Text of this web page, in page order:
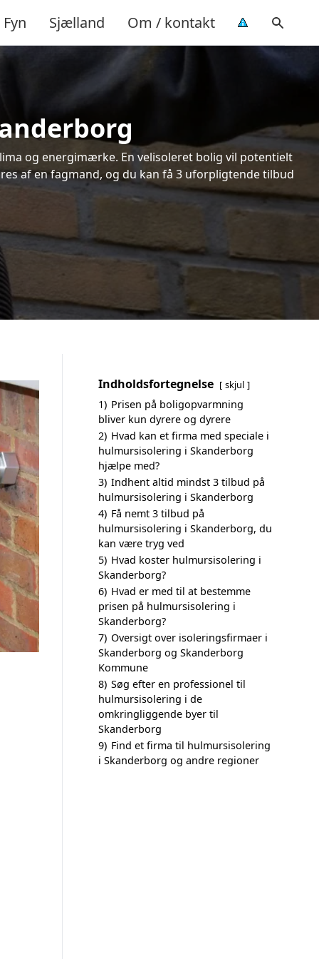
Fyn Sjælland Om / kontakt
og energimærke. En velisoleret bolig vil potentielt
af en fagmand, og du kan få 3 uforpligtende tilbud
Indholdsfortegnelse skjul
1) Prisen på boligopvarmning
bliver kun dyrere og dyrere
2) Hvad kan et firma med speciale i
hulmursisolering i Skanderborg
hjælpe med?
3) Indhent altid mindst 3 tilbud på
hulmursisolering i Skanderborg
4) Få nemt 3 tilbud på
hulmursisolering i Skanderborg, du
kan være tryg ved
5) Hvad koster hulmursisolering i
Skanderborg?
6) Hvad er med til at bestemme
prisen på hulmursisolering i
Skanderborg?
7) Oversigt over isoleringsfirmaer i
Skanderborg og Skanderborg
Kommune
8) Søg efter en professionel til
hulmursisolering i de
omkringliggende byer til
Skanderborg
9) Find et firma til hulmursisolering
i Skanderborg og andre regioner